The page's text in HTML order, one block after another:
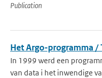
Publication
Het Argo-programma /
In 1999 werd een
van data i het inwendige